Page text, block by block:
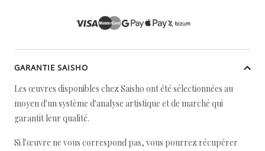
GARANTIE SAISHO
Les œuvres disponibles chez Saisho ont été sélectionnées au
moyen d'un système d'analyse artistique et de marché qui
garantit leur qualité.
Si l'œuvre ne vous correspond pas, vous pourrez récupérer